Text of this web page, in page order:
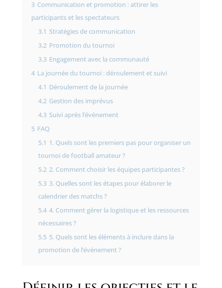
3 Communication et promotion : attirer les
participants et les spectateurs
3.1 Stratégies de communication
3.2 Promotion du tournoi
3.3 Engagement avec la communauté
4 La journée du tournoi : déroulement et suivi
4.1 Déroulement de la journée
4.2 Gestion des imprévus
4.3 Suivi après l’événement
5 FAQ
5.1 1. Quels sont les premiers pas pour organiser un
tournoi de football amateur ?
5.2 2. Comment choisir les équipes participantes ?
5.3 3. Quelles sont les étapes pour élaborer le
calendrier des matchs ?
5.4 4. Comment gérer la logistique et les ressources
nécessaires ?
5.5 5. Quels sont les éléments à inclure dans la
promotion de l’événement ?